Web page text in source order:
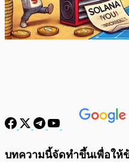
พร้อมเล่น
บทความนี้จัดทำขึ้นเพื่อให้